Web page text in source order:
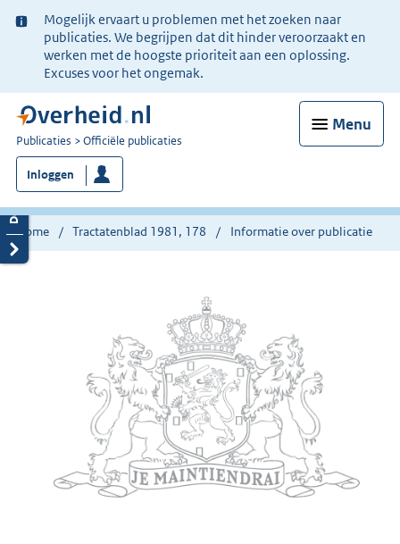
Ter
informatie:
Mogelijk ervaart u problemen met het zoeken naar
publicaties. We begrijpen dat dit hinder veroorzaakt en
werken met de hoogste prioriteit aan een oplossing.
Excuses voor het ongemak.
Menu
U
bent
nu
hier:
Publicaties Officiële publicaties
Inloggen
Home Tractatenblad 1981, 178 Informatie over publicatie